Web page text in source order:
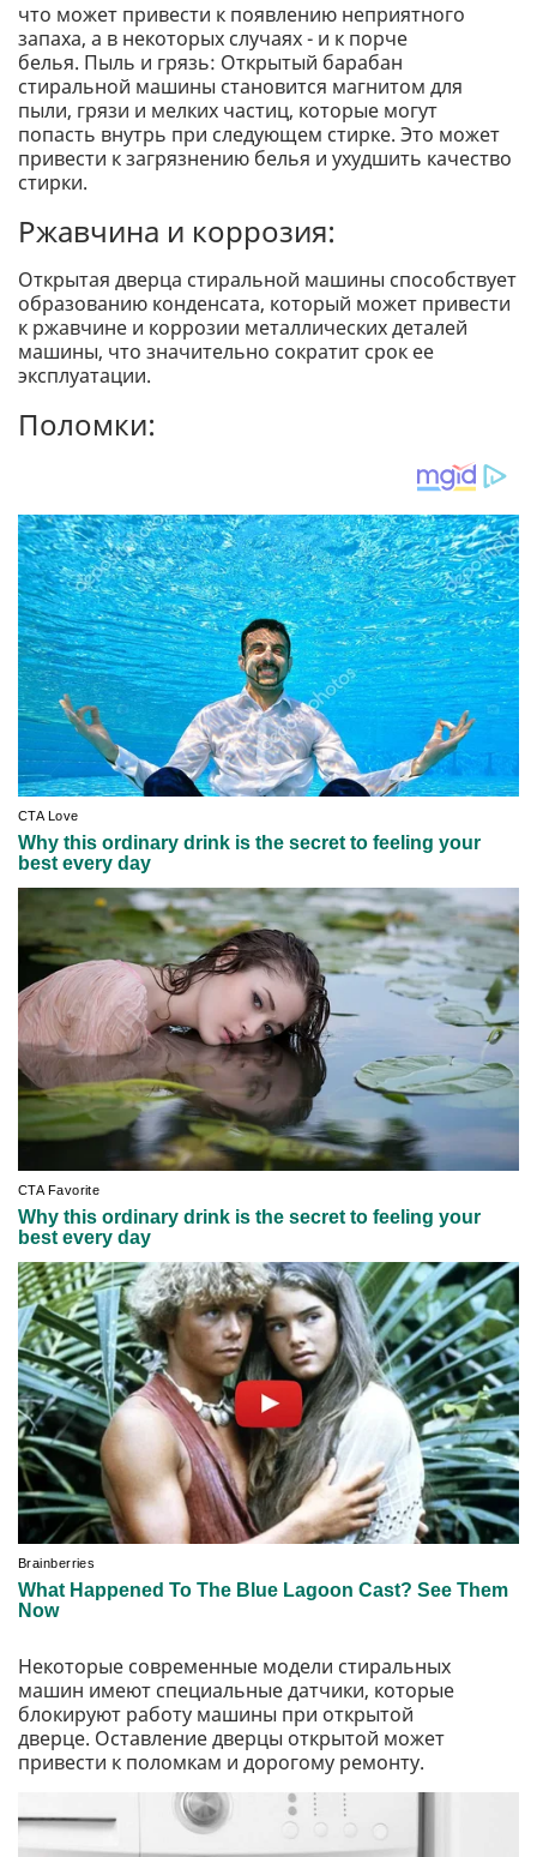
что может привести к появлению неприятного
запаха, а в некоторых случаях - и к порче
белья. Пыль и грязь: Открытый барабан
стиральной машины становится магнитом для
пыли, грязи и мелких частиц, которые могут
попасть внутрь при следующем стирке. Это может
привести к загрязнению белья и ухудшить качество
стирки.
Ржавчина и коррозия:
Открытая дверца стиральной машины способствует
образованию конденсата, который может привести
к ржавчине и коррозии металлических деталей
машины, что значительно сократит срок ее
эксплуатации.
Поломки:
Некоторые современные модели стиральных
машин имеют специальные датчики, которые
блокируют работу машины при открытой
дверце. Оставление дверцы открытой может
привести к поломкам и дорогому ремонту.